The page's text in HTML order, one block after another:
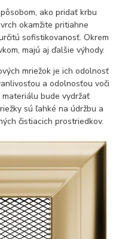
ako pridať krbu
okamžite pritiahne
sofistikovanosť. Okrem
majú aj ďalšie výhody.
mriežok je ich odolnosť
a odolnosťou voči
bude vydržať
sú ľahké na údržbu a
čistiacich prostriedkov.